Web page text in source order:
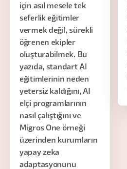
için asıl mesele tek
seferlik eğitimler
vermek değil, sürekli
öğrenen ekipler
oluşturabilmek. Bu
yazıda, standart AI
eğitimlerinin neden
yetersiz kaldığını, AI
elçi programlarının
nasıl çalıştığını ve
Migros One örneği
üzerinden kurumların
yapay zeka
adaptasyonunu